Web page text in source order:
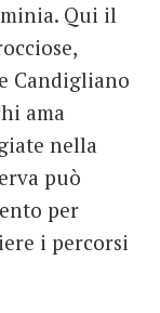
Qui il
Candigliano
ama
nella
può
per
i percorsi